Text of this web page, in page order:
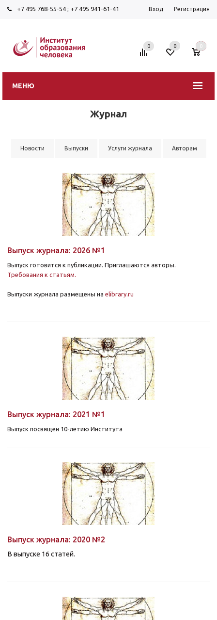
+7 495 768-55-54 ; +7 495 941-61-41 Вход Регистрация
МЕНЮ
0 0 0
Журнал
Новости Выпуски Услуги журнала Авторам
Выпуск журнала: 2026 №1
Выпуск готовится к публикации. Приглашаются авторы.
Требования к статьям.
Выпуски журнала размещены на elibrary.ru
Выпуск журнала: 2021 №1
Выпуск посвящен 10-летию Института
Выпуск журнала: 2020 №2
В выпуске 16 статей.